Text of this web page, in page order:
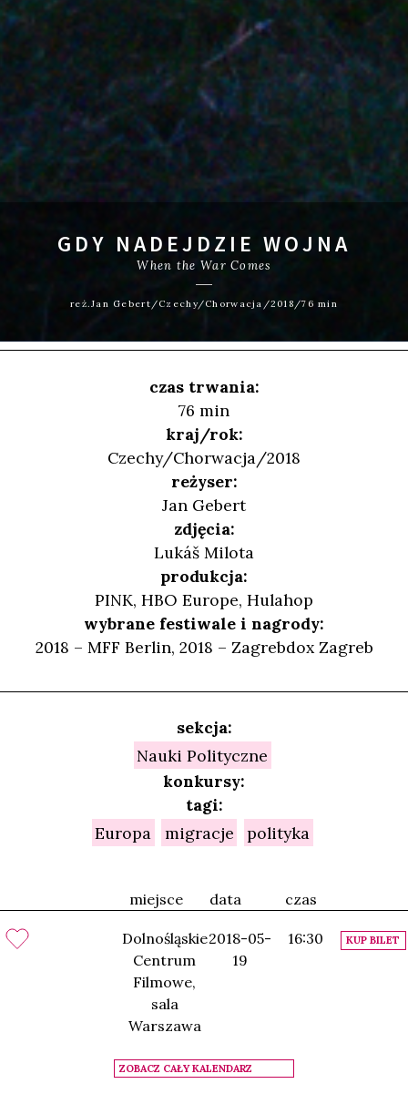
GDY NADEJDZIE WOJNA
When the War Comes
reż.Jan Gebert/Czechy/Chorwacja/2018/76 min
miejsce data czas
Dolnośląskie
Centrum
Filmowe,
sala
Warszawa
2018-05-
19
16:30 KUP BILET
ZOBACZ CAŁY KALENDARZ
czas trwania:
76 min
kraj/rok:
Czechy/Chorwacja/2018
reżyser:
Jan Gebert
zdjęcia:
Lukáš Milota
produkcja:
PINK, HBO Europe, Hulahop
wybrane festiwale i nagrody:
2018 – MFF Berlin, 2018 – Zagrebdox Zagreb
sekcja:
Nauki Polityczne
konkursy:
tagi:
Europa
migracje polityka